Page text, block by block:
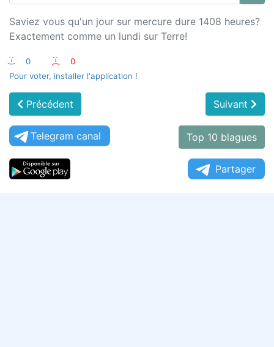
Saviez vous qu'un jour sur mercure dure 1408 heures?
Exactement comme un lundi sur Terre!
:-) 0 :-(
0
Pour voter, installer l'application !
Précédent Suivant
Telegram canal Top 10 blagues
Partager